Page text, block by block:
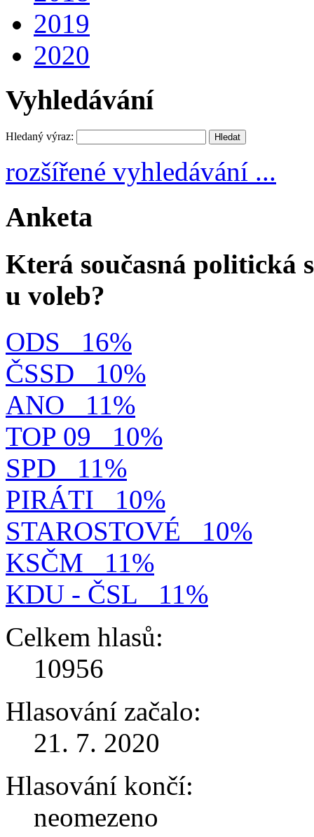
2019
2020
Vyhledávání
Hledaný výraz:
rozšířené vyhledávání ...
Anketa
Která současná politická
u voleb?
ODS
16%
ČSSD
10%
ANO
11%
TOP 09
10%
SPD
11%
PIRÁTI
10%
STAROSTOVÉ
10%
KSČM
11%
KDU - ČSL
11%
Celkem hlasů:
10956
Hlasování začalo:
21. 7. 2020
Hlasování končí:
neomezeno